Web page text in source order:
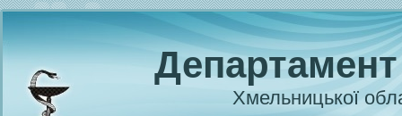
Хмельницької